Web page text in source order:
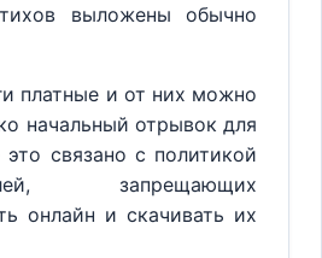
выложены обычно
платные и от них можно
начальный отрывок для
связано с политикой
запрещающих
онлайн и скачивать их